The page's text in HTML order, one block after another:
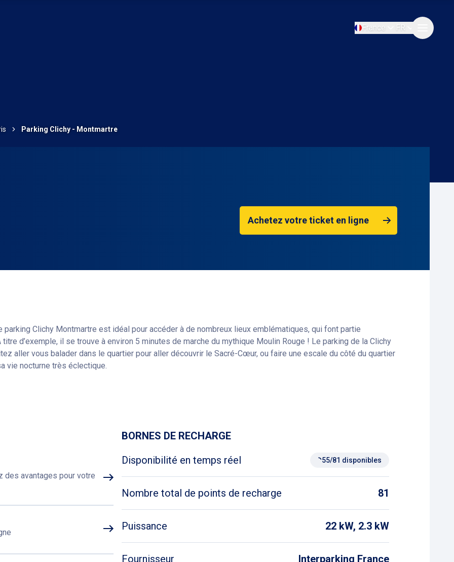
France FR
Parking Clichy - Montmartre
Achetez votre ticket en ligne
Clichy Montmartre est idéal pour accéder à de nombreux lieux emblématiques, qui font partie
d’exemple, il se trouve à environ 5 minutes de marche du mythique Moulin Rouge ! Le parking de la Clichy
aller vous balader dans le quartier pour aller découvrir le Sacré-Cœur, ou faire une escale du côté du quartier
vie nocturne très éclectique.
est placé à proximité de nombreux hôtels (Ibis, Mercure, etc.), et d’innombrables brasseries qui
de recharge électrique pour recharger votre véhicule le temps de votre stationnement.
trouve sur la droite de la rue Forest. Attention à ne pas le confondre avec le parking Rédélé, qui lui se
des avantages pour votre
BORNES DE RECHARGE
Disponibilité en temps réel
55/81 disponibles
Nombre total de points de recharge 81
Puissance 22 kW, 2.3 kW
Fournisseur Interparking France